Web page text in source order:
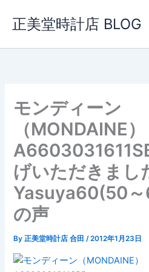
ス
正美堂時計店 BLOG
モンディーン
（MONDAINE
げいただきまし
Yasuya60(50～
の声
By正美堂時計店 合田/2012年1月23日